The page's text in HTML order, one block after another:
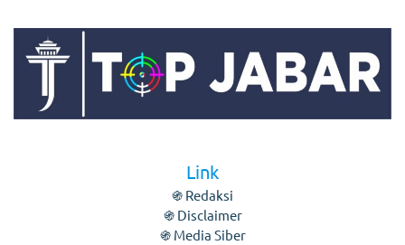
Link
֍ Redaksi
֍ Disclaimer
֍ Media Siber